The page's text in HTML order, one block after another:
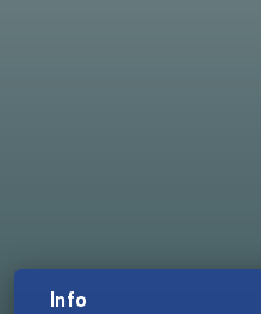
Info